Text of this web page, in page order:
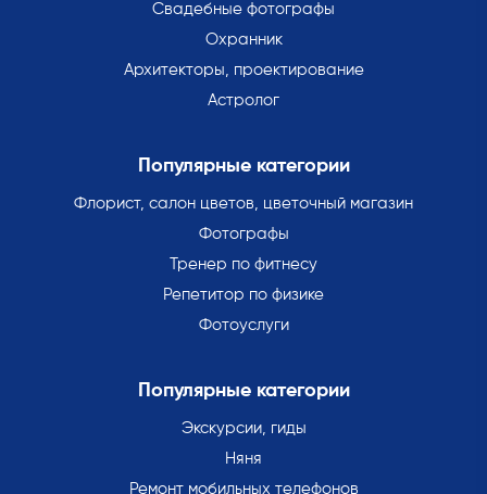
Свадебные фотографы
Охранник
Архитекторы, проектирование
Астролог
Популярные категории
Флорист, салон цветов, цветочный магазин
Фотографы
Тренер по фитнесу
Репетитор по физике
Фотоуслуги
Популярные категории
Экскурсии, гиды
Няня
Ремонт мобильных телефонов